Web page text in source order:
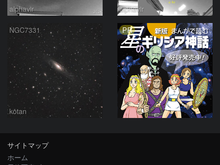
alphavir alphavir
NGC7331
kotan
PR
サイトマップ
ホーム